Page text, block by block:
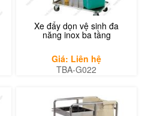
Xe đẩy dọn vệ sinh đa
năng inox ba tầng
Giá: Liên hệ
TBA-G022